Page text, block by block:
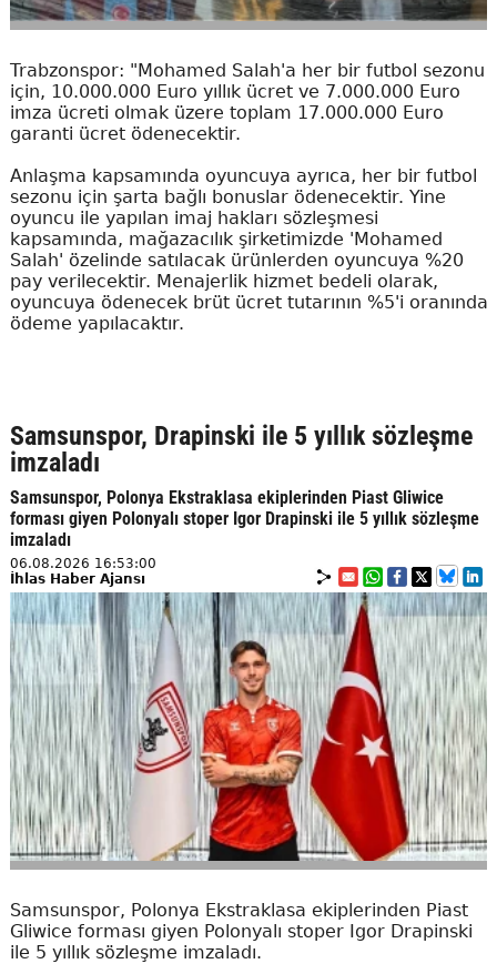
Trabzonspor: "Mohamed Salah'a her bir futbol sezonu
için, 10.000.000 Euro yıllık ücret ve 7.000.000 Euro
imza ücreti olmak üzere toplam 17.000.000 Euro
garanti ücret ödenecektir.
Anlaşma kapsamında oyuncuya ayrıca, her bir futbol
sezonu için şarta bağlı bonuslar ödenecektir. Yine
oyuncu ile yapılan imaj hakları sözleşmesi
kapsamında, mağazacılık şirketimizde 'Mohamed
Salah' özelinde satılacak ürünlerden oyuncuya %20
pay verilecektir. Menajerlik hizmet bedeli olarak,
oyuncuya ödenecek brüt ücret tutarının %5'i oranında
ödeme yapılacaktır.
Samsunspor, Drapinski ile 5 yıllık sözleşme
imzaladı
Samsunspor, Polonya Ekstraklasa ekiplerinden Piast Gliwice
forması giyen Polonyalı stoper Igor Drapinski ile 5 yıllık sözleşme
imzaladı
06.08.2026 16:53:00
İhlas Haber Ajansı
Samsunspor, Polonya Ekstraklasa ekiplerinden Piast
Gliwice forması giyen Polonyalı stoper Igor Drapinski
ile 5 yıllık sözleşme imzaladı.